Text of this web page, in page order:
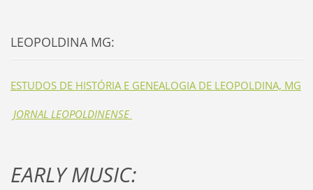
LEOPOLDINA MG:
ESTUDOS DE HISTÓRIA E GENEALOGIA DE LEOPOLDINA, MG
JORNAL LEOPOLDINENSE
EARLY MUSIC: